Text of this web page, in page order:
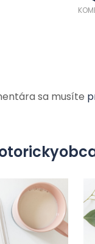
sa musíte